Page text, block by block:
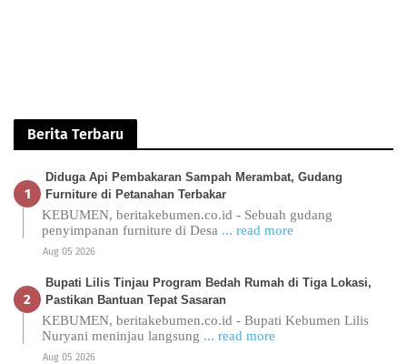
Berita Terbaru
Diduga Api Pembakaran Sampah Merambat, Gudang
Furniture di Petanahan Terbakar
KEBUMEN, beritakebumen.co.id - Sebuah gudang
penyimpanan furniture di Desa ... read more
Aug 05 2026
Bupati Lilis Tinjau Program Bedah Rumah di Tiga Lokasi,
Pastikan Bantuan Tepat Sasaran
KEBUMEN, beritakebumen.co.id - Bupati Kebumen Lilis
Nuryani meninjau langsung ... read more
Aug 05 2026